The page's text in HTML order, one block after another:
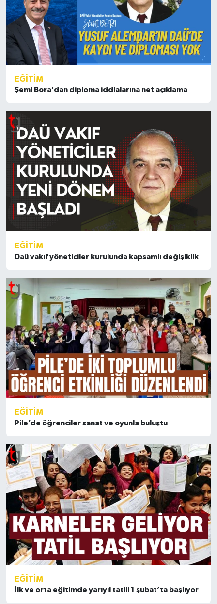
EĞİTİM
Şemi Bora’dan diploma iddialarına net açıklama
EĞİTİM
Daü vakıf yöneticiler kurulunda kapsamlı değişiklik
EĞİTİM
Pile’de öğrenciler sanat ve oyunla buluştu
EĞİTİM
İlk ve orta eğitimde yarıyıl tatili 1 şubat’ta başlıyor